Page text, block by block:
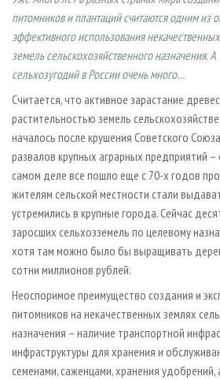
СУШКА ДРЕВЕСИНЫ
ПРОИЗВОДСТВО ДРЕВЕСНЫХ ПЛИТ
ДЕРЕВЯННОЕ ДОМОСТРОЕНИЕ
БИОЭНЕРГЕТИКА
ЦБП
ИНСТРУМЕНТ И МАТЕРИАЛЫ
ПЕРСОНЫ
МОБИЛЬНЫЕ ВЫСТАВКИ
ОФИЦИАЛЬНЫЕ ДЕЛЕГАЦИИ
RUSSIAN FORESTRY REVIEW
ГАЗЕТА ЛЕСПРОМФОРУМ
БИБЛИОТЕКА СПЕЦИАЛИСТА
КОНТАКТЫ
РЕКЛАМА
РЕКЛАМА НА САЙТЕ
питомников и плантаций считаются одним из
эффективного использования
земель сельскохозяйственного назначения.
сельхозугодий в России очень много…
Считается, что активное зарастание
растительностью земель
началось после крушения Советского
развалов крупных аграрных предприятий
самом деле все пошло еще с 70-х годов
жителям сельской местности стали
устремились в крупные города. Сейчас
заросших сельхозземель по целевому
хотя там можно было бы выращивать
сотни миллионов рублей.
Неоспоримое преимущество создания и
питомников на некачественных землях
назначения – наличие транспортной
инфраструктуры для хранения и
семенами, саженцами, хранения